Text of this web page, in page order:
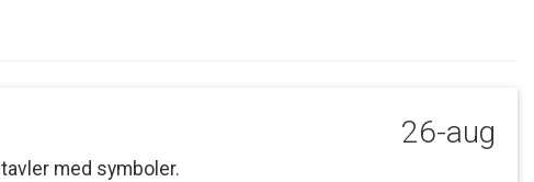
tavler med symboler.
26-aug